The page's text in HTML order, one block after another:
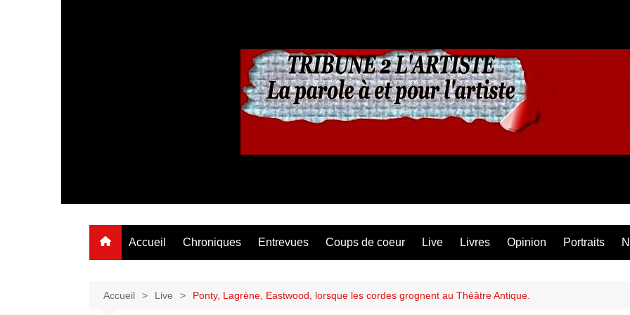
Accueil Chroniques Entrevues Coups de coeur Live Livres Opinion Portraits
Accueil Live Ponty, Lagrène, Eastwood, lorsque les cordes grognent au Théâtre Antique.